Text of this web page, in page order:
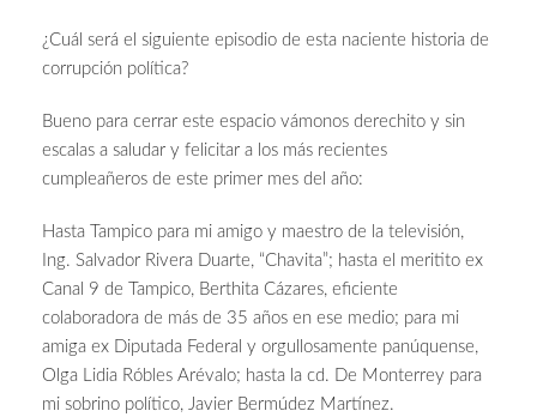
¿Cuál será el siguiente episodio de esta naciente historia de
corrupción política?
Bueno para cerrar este espacio vámonos derechito y sin
escalas a saludar y felicitar a los más recientes
cumpleañeros de este primer mes del año:
Hasta Tampico para mi amigo y maestro de la televisión,
Ing. Salvador Rivera Duarte, “Chavita”; hasta el meritito ex
Canal 9 de Tampico, Berthita Cázares, eficiente
colaboradora de más de 35 años en ese medio; para mi
amiga ex Diputada Federal y orgullosamente panúquense,
Olga Lidia Róbles Arévalo; hasta la cd. De Monterrey para
mi sobrino político, Javier Bermúdez Martínez.